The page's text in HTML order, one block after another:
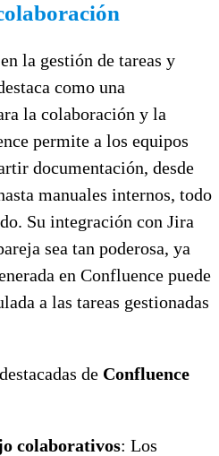
la gestión de tareas y
como una
la colaboración y la
permite a los equipos
documentación, desde
manuales internos, todo
Su integración con Jira
sea tan poderosa, ya
en Confluence puede
a las tareas gestionadas
de Confluence
colaborativos: Los